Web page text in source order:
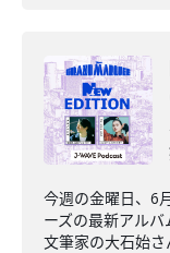
今週の金曜日、6
ーズの最新アル
文筆家の大石始さ